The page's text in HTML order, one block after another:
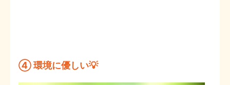
④ 環境に優しい💡